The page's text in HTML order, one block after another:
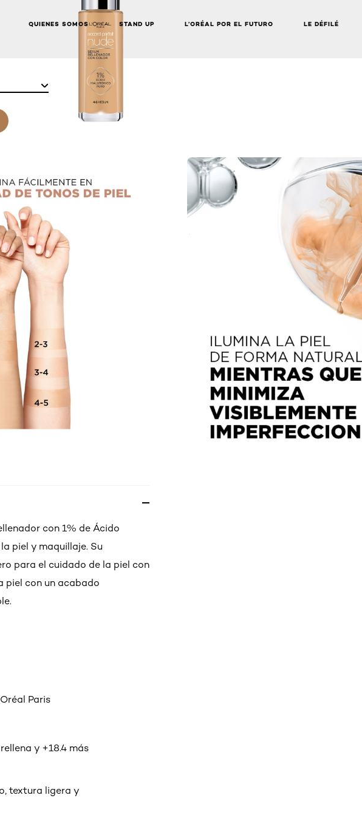
QUIENES SOMOS STAND UP L’ORÉAL POR EL FUTURO LE DÉFILÉ
con 1% de Ácido
piel y maquillaje. Su
para el cuidado de la piel con
piel con un acabado
Paris
y +18.4 más
textura ligera y